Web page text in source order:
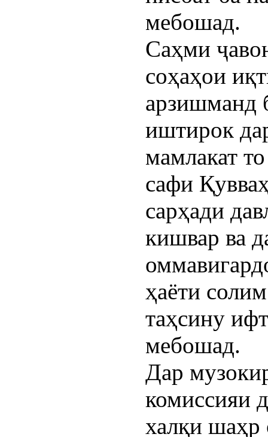
мебошад.
Саҳми
соҳаҳои
арзишманд
иштирок
мамлакат
сафи
сарҳади
кишвар ва
ҳаёти
таҳсину
мебошад.
Дар
комиссияи
халқи шаҳр